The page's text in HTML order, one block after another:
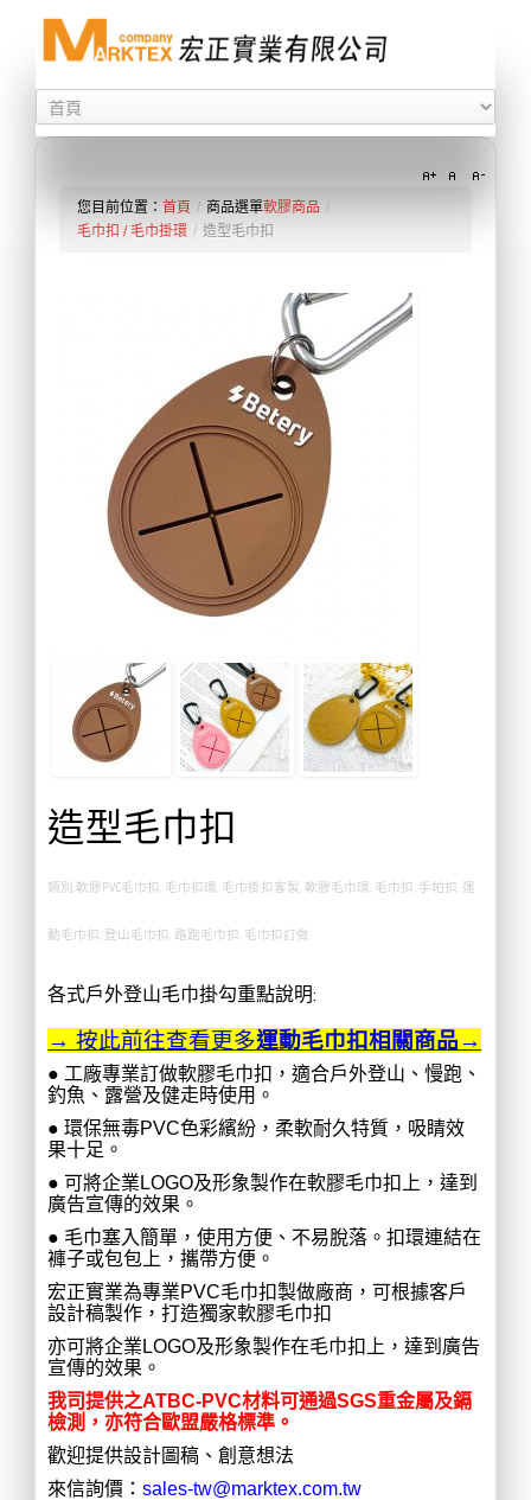
您目前位置：首頁 / 商品選單軟膠商品 /
毛巾扣 / 毛巾掛環 / 造型毛巾扣
造型毛巾扣
類別:軟膠PVC毛巾扣, 毛巾扣環, 毛巾掛扣客製, 軟膠毛巾環, 毛巾扣, 手帕扣, 運
動毛巾扣, 登山毛巾扣, 路跑毛巾扣, 毛巾扣訂做
各式戶外登山毛巾掛勾重點說明:
→ 按此前往查看更多運動毛巾扣相關商品→
● 工廠專業訂做軟膠毛巾扣，適合戶外登山、慢跑、
釣魚、露營及健走時使用。
● 環保無毒PVC色彩繽紛，柔軟耐久特質，吸睛效
果十足。
● 可將企業LOGO及形象製作在軟膠毛巾扣上，達到
廣告宣傳的效果。
● 毛巾塞入簡單，使用方便、不易脫落。扣環連結在
褲子或包包上，攜帶方便。
宏正實業為專業PVC毛巾扣製做廠商，可根據客戶
設計稿製作，打造獨家軟膠毛巾扣
亦可將企業LOGO及形象製作在毛巾扣上，達到廣告
宣傳的效果。
我司提供之ATBC-PVC材料可通過SGS重金屬及鎘
檢測，亦符合歐盟嚴格標準。
歡迎提供設計圖稿、創意想法
來信詢價：sales-tw@marktex.com.tw